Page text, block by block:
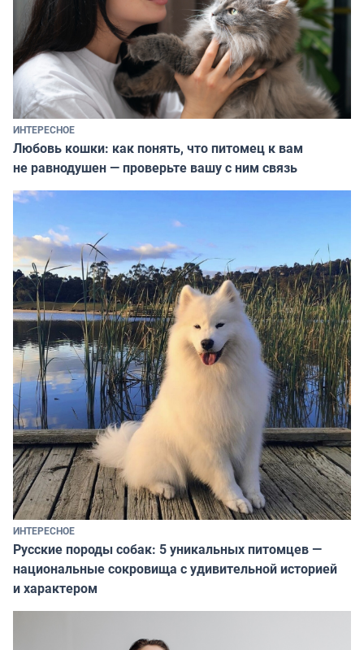
ИНТЕРЕСНОЕ
Любовь кошки: как понять, что питомец к вам
не равнодушен — проверьте вашу с ним связь
ИНТЕРЕСНОЕ
Русские породы собак: 5 уникальных питомцев —
национальные сокровища с удивительной историей
и характером